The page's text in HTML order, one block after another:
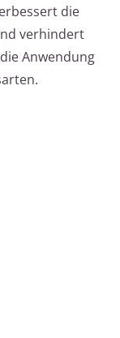
die
verhindert
Anwendung